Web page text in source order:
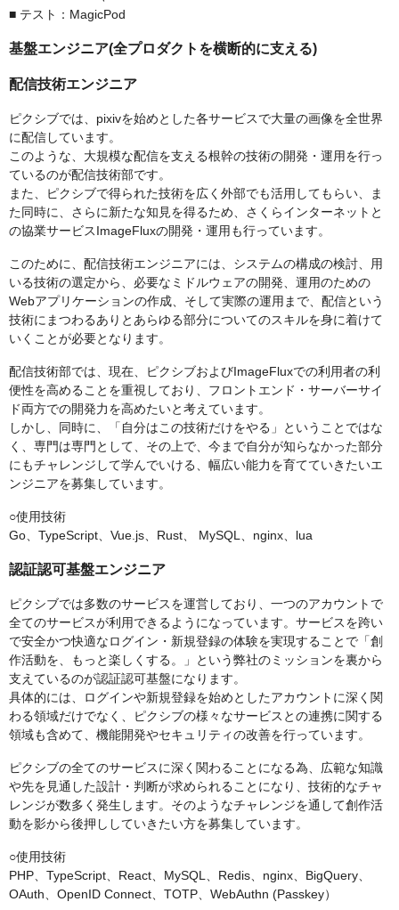
■ テスト：MagicPod
基盤エンジニア(全プロダクトを横断的に支える)
配信技術エンジニア
ピクシブでは、pixivを始めとした各サービスで大量の画像を全世界
に配信しています。
このような、大規模な配信を支える根幹の技術の開発・運用を行っ
ているのが配信技術部です。
また、ピクシブで得られた技術を広く外部でも活用してもらい、ま
た同時に、さらに新たな知見を得るため、さくらインターネットと
の協業サービスImageFluxの開発・運用も行っています。
このために、配信技術エンジニアには、システムの構成の検討、用
いる技術の選定から、必要なミドルウェアの開発、運用のための
Webアプリケーションの作成、そして実際の運用まで、配信という
技術にまつわるありとあらゆる部分についてのスキルを身に着けて
いくことが必要となります。
配信技術部では、現在、ピクシブおよびImageFluxでの利用者の利
便性を高めることを重視しており、フロントエンド・サーバーサイ
ド両方での開発力を高めたいと考えています。
しかし、同時に、「自分はこの技術だけをやる」ということではな
く、専門は専門として、その上で、今まで自分が知らなかった部分
にもチャレンジして学んでいける、幅広い能力を育てていきたいエ
ンジニアを募集しています。
○使用技術
Go、TypeScript、Vue.js、Rust、 MySQL、nginx、lua
認証認可基盤エンジニア
ピクシブでは多数のサービスを運営しており、一つのアカウントで
全てのサービスが利用できるようになっています。サービスを跨い
で安全かつ快適なログイン・新規登録の体験を実現することで「創
作活動を、もっと楽しくする。」という弊社のミッションを裏から
支えているのが認証認可基盤になります。
具体的には、ログインや新規登録を始めとしたアカウントに深く関
わる領域だけでなく、ピクシブの様々なサービスとの連携に関する
領域も含めて、機能開発やセキュリティの改善を行っています。
ピクシブの全てのサービスに深く関わることになる為、広範な知識
や先を見通した設計・判断が求められることになり、技術的なチャ
レンジが数多く発生します。そのようなチャレンジを通して創作活
動を影から後押ししていきたい方を募集しています。
○使用技術
PHP、TypeScript、React、MySQL、Redis、nginx、BigQuery、
OAuth、OpenID Connect、TOTP、WebAuthn (Passkey）